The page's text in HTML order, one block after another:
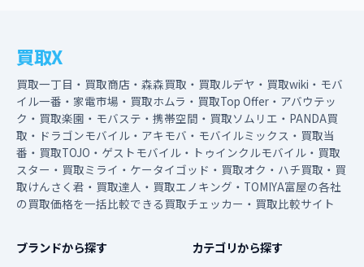
買取X
買取一丁目・買取商店・森森買取・買取ルデヤ・買取wiki・モバ
イル一番・家電市場・買取ホムラ・買取Top Offer・アバウテッ
ク・買取楽園・モバステ・携帯空間・買取ソムリエ・PANDA買
取・ドラゴンモバイル・アキモバ・モバイルミックス・買取当
番・買取TOJO・ゲストモバイル・トゥインクルモバイル・買取
スター・買取ミライ・ケータイゴッド・買取オク・ハチ買取・買
取けんさく君・買取達人・買取エノキング・TOMIYA富屋の各社
の買取価格を一括比較できる買取チェッカー・買取比較サイト
ブランドから探す カテゴリから探す